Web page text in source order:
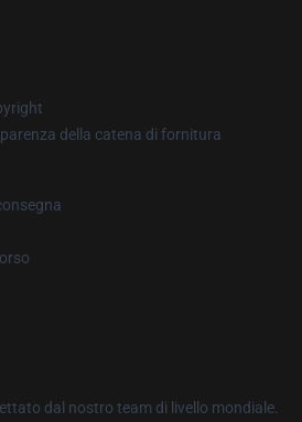
della catena di fornitura
dal nostro team di livello mondiale.